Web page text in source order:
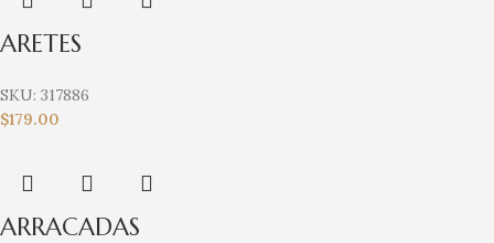
ARETES
SKU: 317886
$179.00
ARRACADAS